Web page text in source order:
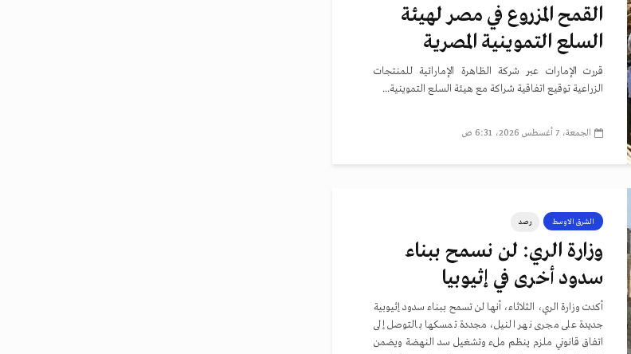
القمح المزروع في مصر لهيئة
السلع التموينية المصرية
قررت الإمارات عبر شركة الظاهرة الإماراتية للمنتجات
الزراعية توقيع اتفاقية شراكة مع هيئة السلع التموينية...
الجمعة، 7 أغسطس 2026، 6:31 ص
الشرق الاوسط رصد
وزارة الري: لن نسمح ببناء
سدود أخرى في إثيوبيا
أكدت وزارة الري، الثلاثاء، أنها لن تسمح ببناء سدود إثيوبية
جديدة على مجرى نهر النيل، مجددة تمسكها بالتوصل إلى
اتفاق قانوني ملزم ينظم ملء وتشغيل سد النهضة ويضمن